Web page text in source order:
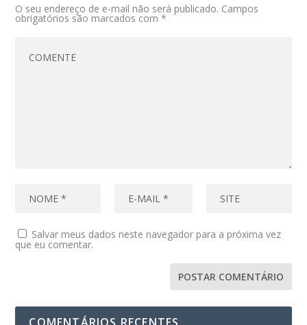
O seu endereço de e-mail não será publicado. Campos
obrigatórios são marcados com*
Salvar meus dados neste navegador para a próxima vez
que eu comentar.